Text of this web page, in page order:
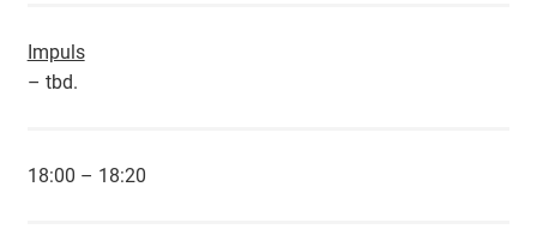
Impuls
– tbd.
18:00 – 18:20